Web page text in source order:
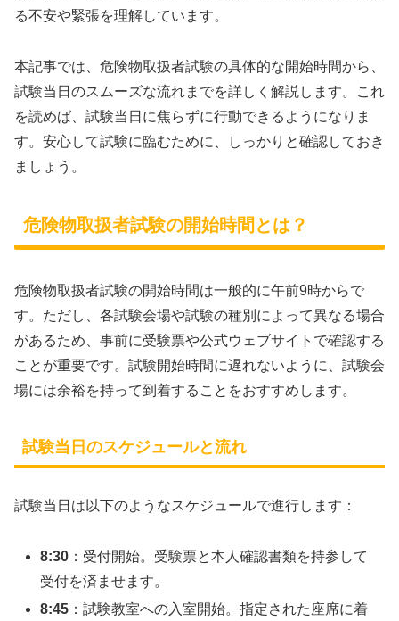
る不安や緊張を理解しています。
本記事では、危険物取扱者試験の具体的な開始時間から、
試験当日のスムーズな流れまでを詳しく解説します。これ
を読めば、試験当日に焦らずに行動できるようになりま
す。安心して試験に臨むために、しっかりと確認しておき
ましょう。
危険物取扱者試験の開始時間とは？
危険物取扱者試験の開始時間は一般的に午前9時からで
す。ただし、各試験会場や試験の種別によって異なる場合
があるため、事前に受験票や公式ウェブサイトで確認する
ことが重要です。試験開始時間に遅れないように、試験会
場には余裕を持って到着することをおすすめします。
試験当日のスケジュールと流れ
試験当日は以下のようなスケジュールで進行します：
8:30 ：受付開始。受験票と本人確認書類を持参して
受付を済ませます。
8:45 ：試験教室への入室開始。指定された座席に着